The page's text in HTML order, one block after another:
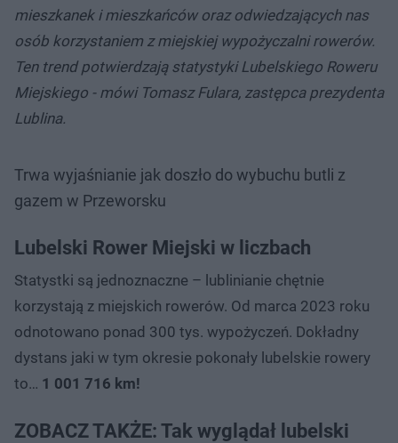
mieszkanek i mieszkańców oraz odwiedzających nas
osób korzystaniem z miejskiej wypożyczalni rowerów.
Ten trend potwierdzają statystyki Lubelskiego Roweru
Miejskiego - mówi Tomasz Fulara, zastępca prezydenta
Lublina.
Trwa wyjaśnianie jak doszło do wybuchu butli z
gazem w Przeworsku
Lubelski Rower Miejski w liczbach
Statystki są jednoznaczne – lublinianie chętnie
korzystają z miejskich rowerów. Od marca 2023 roku
odnotowano ponad 300 tys. wypożyczeń. Dokładny
dystans jaki w tym okresie pokonały lubelskie rowery
to… 1 001 716 km!
ZOBACZ TAKŻE: Tak wyglądał lubelski